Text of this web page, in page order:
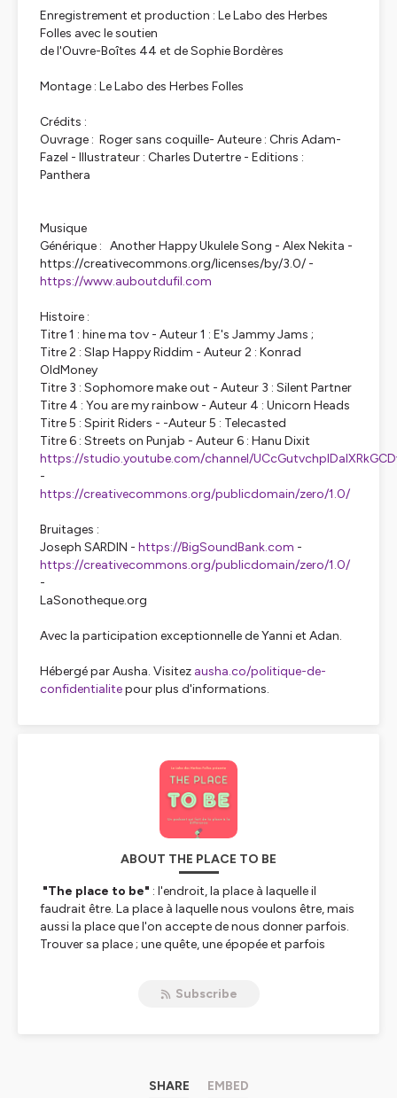
Enregistrement et production : Le Labo des Herbes
Folles avec le soutien
de l'Ouvre-Boîtes 44 et de Sophie Bordères
Montage : Le Labo des Herbes Folles
Crédits :
Ouvrage : Roger sans coquille- Auteure : Chris Adam-
Fazel - Illustrateur : Charles Dutertre - Editions :
Panthera
Musique
Générique : Another Happy Ukulele Song - Alex Nekita -
https://creativecommons.org/licenses/by/3.0/ -
https://www.auboutdufil.com
Histoire :
Titre 1 : hine ma tov - Auteur 1 : E's Jammy Jams ;
Titre 2 : Slap Happy Riddim - Auteur 2 : Konrad
OldMoney
Titre 3 : Sophomore make out - Auteur 3 : Silent Partner
Titre 4 : You are my rainbow - Auteur 4 : Unicorn Heads
Titre 5 : Spirit Riders - -Auteur 5 : Telecasted
Titre 6 : Streets on Punjab - Auteur 6 : Hanu Dixit
https://studio.youtube.com/channel/
-
https://creativecommons.org/publicdomain/zero/1.0/
Bruitages :
Joseph SARDIN - https://BigSoundBank.com -
https://creativecommons.org/publicdomain/zero/1.0/
-
LaSonotheque.org
Avec la participation exceptionnelle de Yanni et Adan.
Hébergé par Ausha. Visitez ausha.co/politique-de-
confidentialitepour plus d'informations.
ABOUT THE PLACE TO BE
"The place to be" : l'endroit, la place à laquelle il
faudrait être. La place à laquelle nous voulons être, mais
aussi la place que l'on accepte de nous donner parfois.
Trouver sa place ; une quête, une épopée et parfois
incontournable. Tantôt absentes de l'espace public,
l'aise, vient gratter à des endroits sensibles et nous met
Subscribe
SHARE EMBED